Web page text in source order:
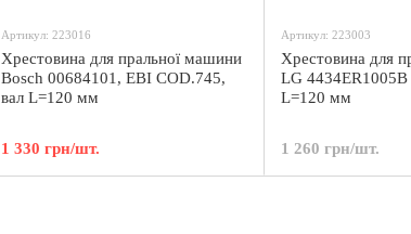
Артикул: 223016
Хрестовина для пральної машини
Bosch 00684101, EBI COD.745,
вал L=120 мм
1 330 грн/шт.
Артикул: 223003
Хрестовина для
LG
L=120 мм
1 260 грн/шт.